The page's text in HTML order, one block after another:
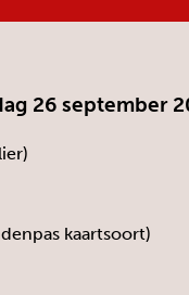
26 september
kaartsoort)